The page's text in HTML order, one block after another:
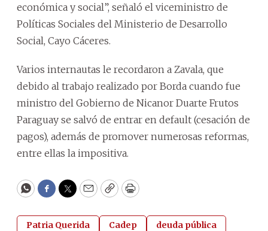
económica y social”, señaló el viceministro de
Políticas Sociales del Ministerio de Desarrollo
Social, Cayo Cáceres.
Varios internautas le recordaron a Zavala, que
debido al trabajo realizado por Borda cuando fue
ministro del Gobierno de Nicanor Duarte Frutos
Paraguay se salvó de entrar en default (cesación de
pagos), además de promover numerosas reformas,
entre ellas la impositiva.
WhatsApp
Facebook
Twitter
EmailCopyPrint
Patria Querida Cadep
deuda pública